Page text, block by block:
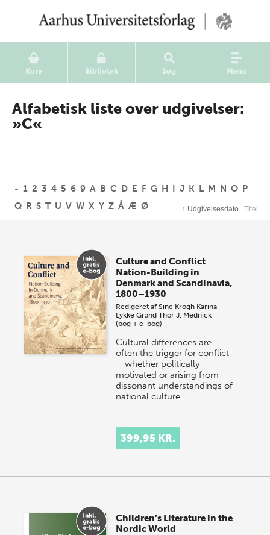
Kurv Bibliotek Søg Menu
Alfabetisk liste over udgivelser:
»C«
- 1 2 3 4 5 6 9 A B C D E F G H I J K L M N O P
Q R S T U V W X Y Z Å Æ Ø ↑ Udgivelsesdato Titel
Culture and Conflict
Nation-Building in
Denmark and Scandinavia,
1800–1930
Redigeret afSine Krogh Karina
Lykke Grand Thor J. Mednick
(bog + e-bog)
Cultural differences are
often the trigger for conflict
– whether politically
motivated or arising from
dissonant understandings of
national culture.…
399,95 KR.
Children’s Literature in the
Nordic World